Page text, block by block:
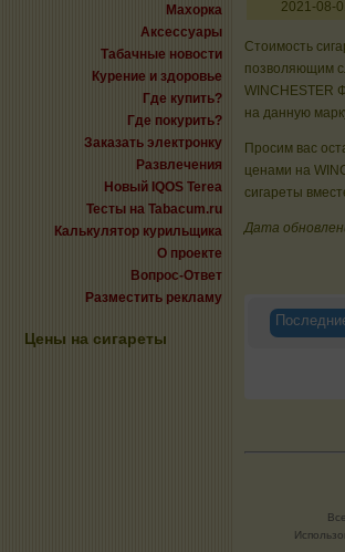
Махорка
Аксессуары
Табачные новости
Курение и здоровье
Где купить?
Где покурить?
Заказать электронку
Развлечения
Новый IQOS Terea
Тесты на Tabacum.ru
Калькулятор курильщика
О проекте
Вопрос-Ответ
Разместить рекламу
Цены на сигареты
2021-08-
Стоимость
позволяющим
WINCHESTER
на данную
Просим вас
ценами на
сигареты
Дата